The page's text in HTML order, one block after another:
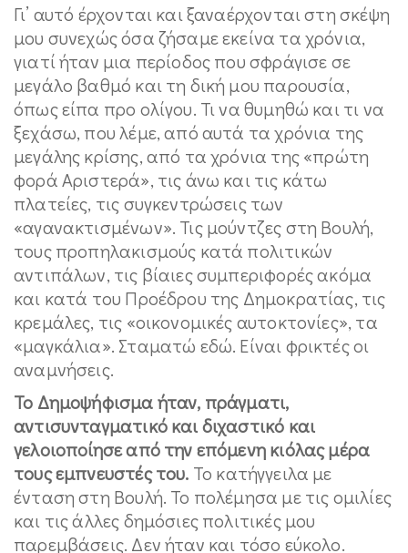
Γι’ αυτό έρχονται και ξαναέρχονται στη σκέψη
μου συνεχώς όσα ζήσαμε εκείνα τα χρόνια,
γιατί ήταν μια περίοδος που σφράγισε σε
μεγάλο βαθμό και τη δική μου παρουσία,
όπως είπα προ ολίγου. Τι να θυμηθώ και τι να
ξεχάσω, που λέμε, από αυτά τα χρόνια της
μεγάλης κρίσης, από τα χρόνια της «πρώτη
φορά Αριστερά», τις άνω και τις κάτω
πλατείες, τις συγκεντρώσεις των
«αγανακτισμένων». Τις μούντζες στη Βουλή,
τους προπηλακισμούς κατά πολιτικών
αντιπάλων, τις βίαιες συμπεριφορές ακόμα
και κατά του Προέδρου της Δημοκρατίας, τις
κρεμάλες, τις «οικονομικές αυτοκτονίες», τα
«μαγκάλια». Σταματώ εδώ. Είναι φρικτές οι
αναμνήσεις.
Το Δημοψήφισμα ήταν, πράγματι,
αντισυνταγματικό και διχαστικό και
γελοιοποίησε από την επόμενη κιόλας μέρα
τους εμπνευστές του. Το κατήγγειλα με
ένταση στη Βουλή. Το πολέμησα με τις ομιλίες
και τις άλλες δημόσιες πολιτικές μου
παρεμβάσεις. Δεν ήταν και τόσο εύκολο.